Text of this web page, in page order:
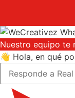
Nuestro equipo te
👋 Hola, en qué